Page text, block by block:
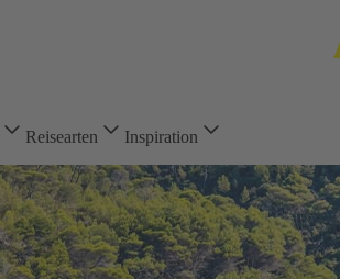
Reisearten Inspiration